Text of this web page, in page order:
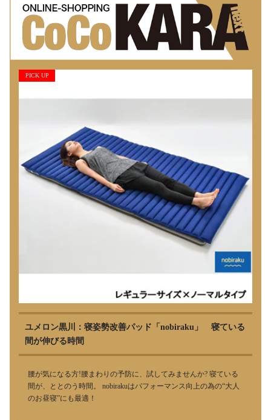
PICK UP
ユメロン黒川：寝姿勢改善パッド「nobiraku」 寝ている
間が伸びる時間
腰が気になる方!腰まわりの予防に、試してみませんか? 寝ている
間が、ととのう時間。 nobirakuはパフォーマンス向上の為の“大人
のお昼寝”にも最適！